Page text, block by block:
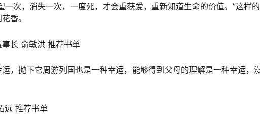
一次，消失一次，一度死，才会重获爱，重新知道生命的价值。”这样
香。
长 俞敏洪 推荐书单
，抛下它周游列国也是一种幸运，能够得到父母的理解是一种幸运，
远 推荐书单